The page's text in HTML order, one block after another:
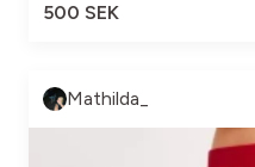
500 SEK
Mathilda_